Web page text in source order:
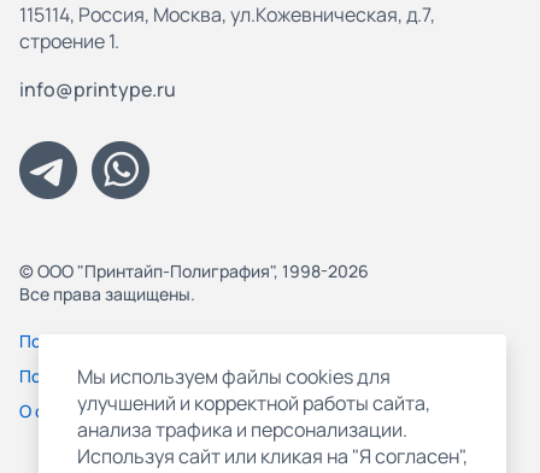
115114, Россия, Москва, ул.Кожевническая, д.7,
строение 1.
info@printype.ru
© ООО "Принтайп-Полиграфия", 1998-2026
Все права защищены.
Политика конфиденциальности
Пользовательское соглашение
О файлах Cookie
Мы используем файлы cookies для
улучшений и корректной работы сайта,
анализа трафика и персонализации.
Используя сайт или кликая на "Я согласен",